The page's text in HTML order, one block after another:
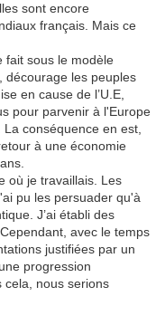
sont encore
français. Mais ce
fait sous le modèle
décourage les peuples
en cause de l’U.E,
pour parvenir à l'Europe
conséquence en est,
à une économie
où je travaillais. Les
pu les persuader qu'à
J’ai établi des
avec le temps
justifiées par un
progression
cela, nous serions